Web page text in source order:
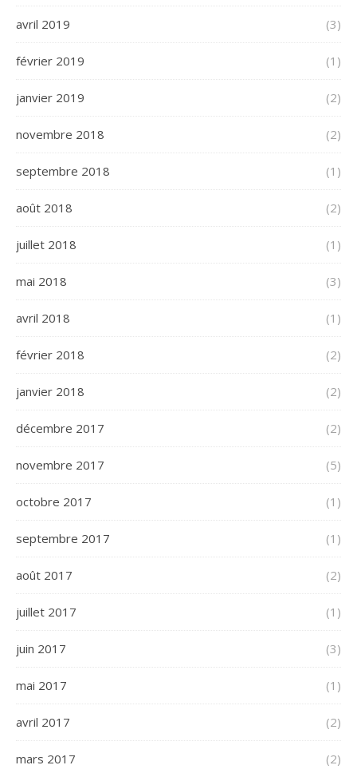
avril 2019 (3)
février 2019 (1)
janvier 2019 (2)
novembre 2018 (2)
septembre 2018 (1)
août 2018 (2)
juillet 2018 (1)
mai 2018 (3)
avril 2018 (1)
février 2018 (2)
janvier 2018 (2)
décembre 2017 (2)
novembre 2017 (5)
octobre 2017 (1)
septembre 2017 (1)
août 2017 (2)
juillet 2017 (1)
juin 2017 (3)
mai 2017 (1)
avril 2017 (2)
mars 2017 (2)